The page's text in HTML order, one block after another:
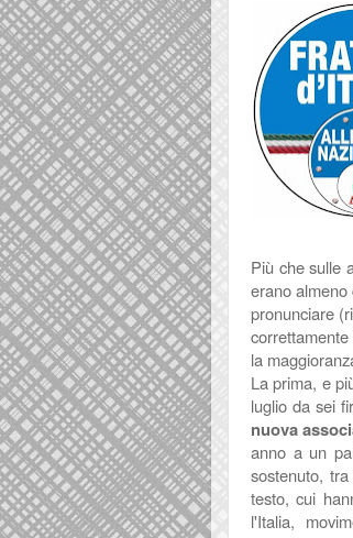
Più che sulle
erano
pronunciare
la
La prima, e
luglio da sei
nuova
anno a un
sostenuto,
testo, cui
l'Italia,